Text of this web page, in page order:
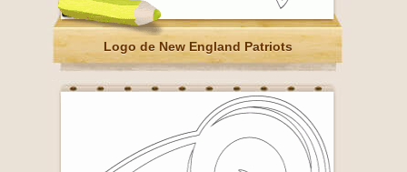
Logo de New England Patriots